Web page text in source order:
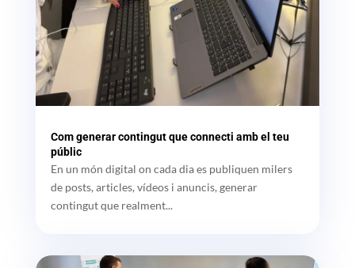
Com generar contingut que connecti amb el teu
públic
En un món digital on cada dia es publiquen milers
de posts, articles, vídeos i anuncis, generar
contingut que realment...